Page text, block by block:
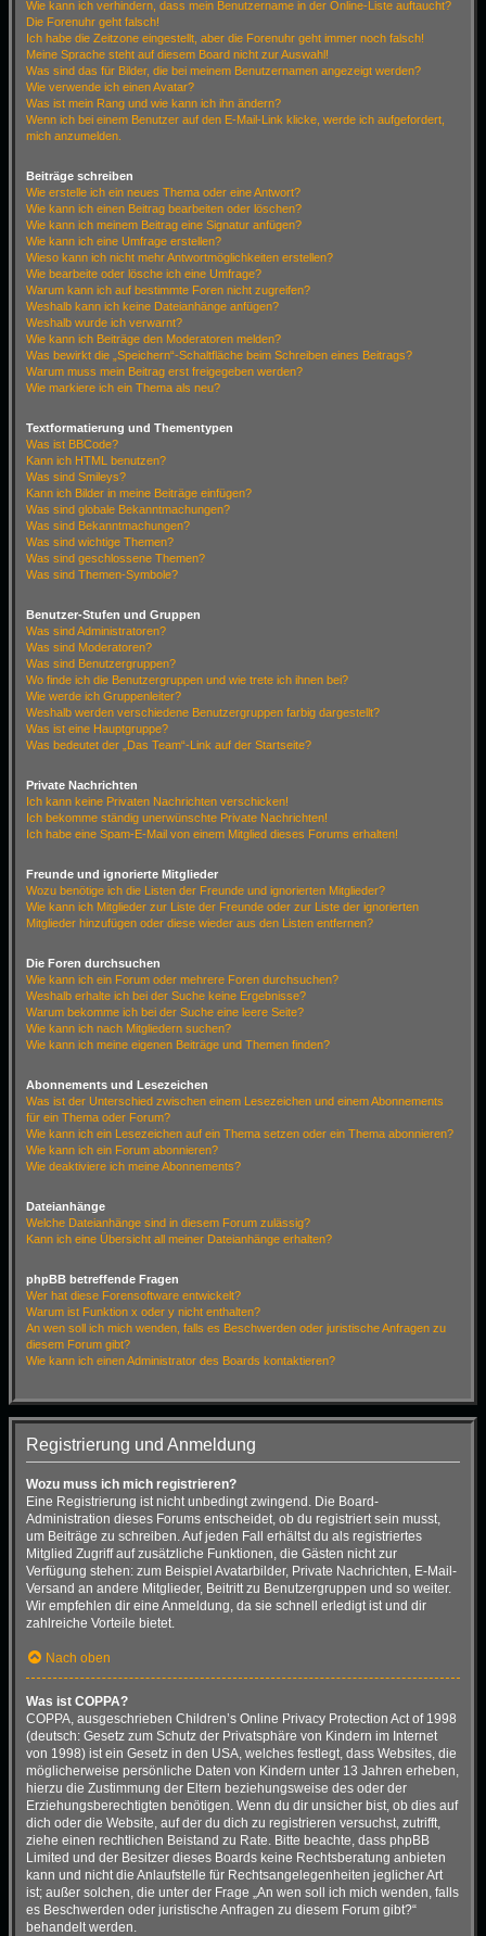
Wie kann ich verhindern, dass mein Benutzername in der Online-Liste auftaucht?
Die Forenuhr geht falsch!
Ich habe die Zeitzone eingestellt, aber die Forenuhr geht immer noch falsch!
Meine Sprache steht auf diesem Board nicht zur Auswahl!
Was sind das für Bilder, die bei meinem Benutzernamen angezeigt werden?
Wie verwende ich einen Avatar?
Was ist mein Rang und wie kann ich ihn ändern?
Wenn ich bei einem Benutzer auf den E-Mail-Link klicke, werde ich aufgefordert,
mich anzumelden.
Beiträge schreiben
Wie erstelle ich ein neues Thema oder eine Antwort?
Wie kann ich einen Beitrag bearbeiten oder löschen?
Wie kann ich meinem Beitrag eine Signatur anfügen?
Wie kann ich eine Umfrage erstellen?
Wieso kann ich nicht mehr Antwortmöglichkeiten erstellen?
Wie bearbeite oder lösche ich eine Umfrage?
Warum kann ich auf bestimmte Foren nicht zugreifen?
Weshalb kann ich keine Dateianhänge anfügen?
Weshalb wurde ich verwarnt?
Wie kann ich Beiträge den Moderatoren melden?
Was bewirkt die „Speichern“-Schaltfläche beim Schreiben eines Beitrags?
Warum muss mein Beitrag erst freigegeben werden?
Wie markiere ich ein Thema als neu?
Textformatierung und Thementypen
Was ist BBCode?
Kann ich HTML benutzen?
Was sind Smileys?
Kann ich Bilder in meine Beiträge einfügen?
Was sind globale Bekanntmachungen?
Was sind Bekanntmachungen?
Was sind wichtige Themen?
Was sind geschlossene Themen?
Was sind Themen-Symbole?
Benutzer-Stufen und Gruppen
Was sind Administratoren?
Was sind Moderatoren?
Was sind Benutzergruppen?
Wo finde ich die Benutzergruppen und wie trete ich ihnen bei?
Wie werde ich Gruppenleiter?
Weshalb werden verschiedene Benutzergruppen farbig dargestellt?
Was ist eine Hauptgruppe?
Was bedeutet der „Das Team“-Link auf der Startseite?
Private Nachrichten
Ich kann keine Privaten Nachrichten verschicken!
Ich bekomme ständig unerwünschte Private Nachrichten!
Ich habe eine Spam-E-Mail von einem Mitglied dieses Forums erhalten!
Freunde und ignorierte Mitglieder
Wozu benötige ich die Listen der Freunde und ignorierten Mitglieder?
Wie kann ich Mitglieder zur Liste der Freunde oder zur Liste der ignorierten
Mitglieder hinzufügen oder diese wieder aus den Listen entfernen?
Die Foren durchsuchen
Wie kann ich ein Forum oder mehrere Foren durchsuchen?
Weshalb erhalte ich bei der Suche keine Ergebnisse?
Warum bekomme ich bei der Suche eine leere Seite?
Wie kann ich nach Mitgliedern suchen?
Wie kann ich meine eigenen Beiträge und Themen finden?
Abonnements und Lesezeichen
Was ist der Unterschied zwischen einem Lesezeichen und einem Abonnements
für ein Thema oder Forum?
Wie kann ich ein Lesezeichen auf ein Thema setzen oder ein Thema abonnieren?
Wie kann ich ein Forum abonnieren?
Wie deaktiviere ich meine Abonnements?
Dateianhänge
Welche Dateianhänge sind in diesem Forum zulässig?
Kann ich eine Übersicht all meiner Dateianhänge erhalten?
phpBB betreffende Fragen
Wer hat diese Forensoftware entwickelt?
Warum ist Funktion x oder y nicht enthalten?
An wen soll ich mich wenden, falls es Beschwerden oder juristische Anfragen zu
diesem Forum gibt?
Wie kann ich einen Administrator des Boards kontaktieren?
Registrierung und Anmeldung
Wozu muss ich mich registrieren?
Eine Registrierung ist nicht unbedingt zwingend. Die Board-
Administration dieses Forums entscheidet, ob du registriert sein musst,
um Beiträge zu schreiben. Auf jeden Fall erhältst du als registriertes
Mitglied Zugriff auf zusätzliche Funktionen, die Gästen nicht zur
Verfügung stehen: zum Beispiel Avatarbilder, Private Nachrichten, E-Mail-
Versand an andere Mitglieder, Beitritt zu Benutzergruppen und so weiter.
Wir empfehlen dir eine Anmeldung, da sie schnell erledigt ist und dir
zahlreiche Vorteile bietet.
Nach oben
Was ist COPPA?
COPPA, ausgeschrieben Children’s Online Privacy Protection Act of 1998
(deutsch: Gesetz zum Schutz der Privatsphäre von Kindern im Internet
von 1998) ist ein Gesetz in den USA, welches festlegt, dass Websites, die
möglicherweise persönliche Daten von Kindern unter 13 Jahren erheben,
hierzu die Zustimmung der Eltern beziehungsweise des oder der
Erziehungsberechtigten benötigen. Wenn du dir unsicher bist, ob dies auf
dich oder die Website, auf der du dich zu registrieren versuchst, zutrifft,
ziehe einen rechtlichen Beistand zu Rate. Bitte beachte, dass phpBB
Limited und der Besitzer dieses Boards keine Rechtsberatung anbieten
kann und nicht die Anlaufstelle für Rechtsangelegenheiten jeglicher Art
ist; außer solchen, die unter der Frage „An wen soll ich mich wenden, falls
es Beschwerden oder juristische Anfragen zu diesem Forum gibt?“
behandelt werden.